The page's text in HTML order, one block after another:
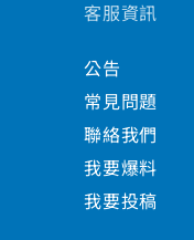
客服資訊
公告
常見問題
聯絡我們
我要爆料
我要投稿